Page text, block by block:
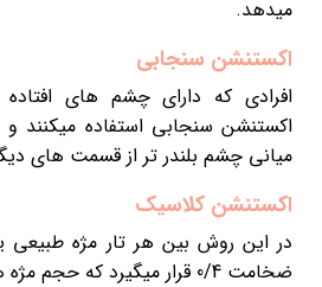
میدهد.
اکستنشن سنجابی
افرادی که دارای چشم های
اکستنشن سنجابی استفاده میکنند
میانی چشم بلندر تر از قسمت های
اکستنشن کلاسیک
در این روش بین هر تار مژه طبیعی
ضخامت 0/4 قرار میگیرد که حجم مژه هارا بیشتر می کند.